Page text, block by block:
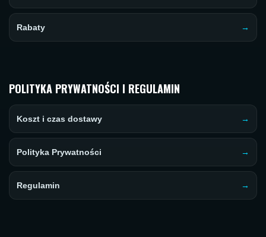
Rabaty
POLITYKA PRYWATNOŚCI I REGULAMIN
Koszt i czas dostawy
Polityka Prywatności
Regulamin